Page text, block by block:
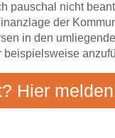
Kurs
an
pauschal nicht
der
in den
beispielsweise
Hier